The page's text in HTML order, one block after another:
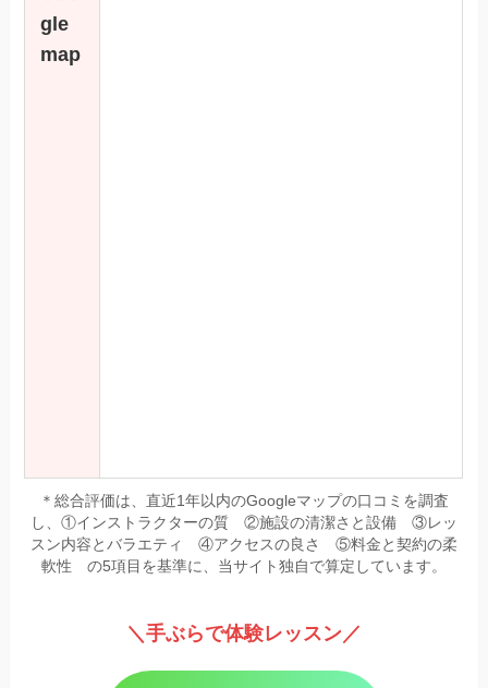
gle
map
＊総合評価は、直近1年以内のGoogleマップの口コミを調査
し、①インストラクターの質 ②施設の清潔さと設備 ③レッ
スン内容とバラエティ ④アクセスの良さ ⑤料金と契約の柔
軟性 の5項目を基準に、当サイト独自で算定しています。
＼手ぶらで体験レッスン／